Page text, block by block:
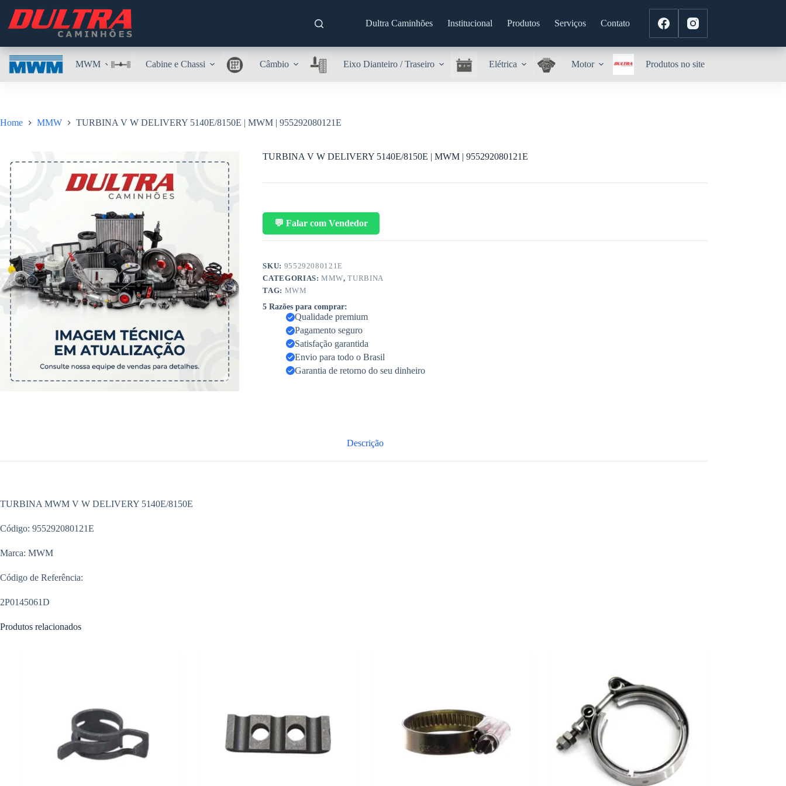
para
Dultra Caminhões Institucional Produtos Serviços Contato
MWM Cabine e Chassi Câmbio Eixo Dianteiro / Traseiro Elétrica Motor Produtos no site
Home MMW TURBINA V W DELIVERY 5140E/8150E | MWM | 955292080121E
TURBINA V W DELIVERY 5140E/8150E | MWM | 955292080121E
💬 Falar com Vendedor
SKU: 955292080121E
CATEGORIAS:MMW,TURBINA
TAG: MWM
5 Razões para comprar:
Qualidade premium
Pagamento seguro
Satisfação garantida
Envio para todo o Brasil
Garantia de retorno do seu dinheiro
Descrição
TURBINA MWM V W DELIVERY 5140E/8150E
Código: 955292080121E
Marca: MWM
Código de Referência:
2P0145061D
Produtos relacionados